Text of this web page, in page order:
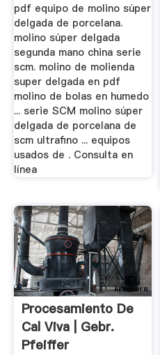
pdf equipo de molino súper
delgada de porcelana.
molino súper delgada
segunda mano china serie
scm. molino de molienda
super delgada en pdf
molino de bolas en humedo
... serie SCM molino súper
delgada de porcelana de
scm ultrafino ... equipos
usados de . Consulta en
línea
Procesamiento De
Cal Viva | Gebr.
Pfeiffer